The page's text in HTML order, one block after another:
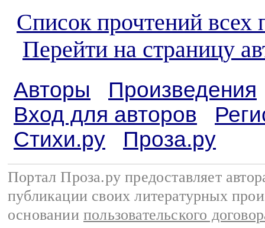
Список прочтений всех
Перейти на страницу
Авторы
Произведения
Вход для авторов
Стихи.ру
Проза.ру
Портал Проза.ру предоставляет
публикации своих литературных
основании пользовательского